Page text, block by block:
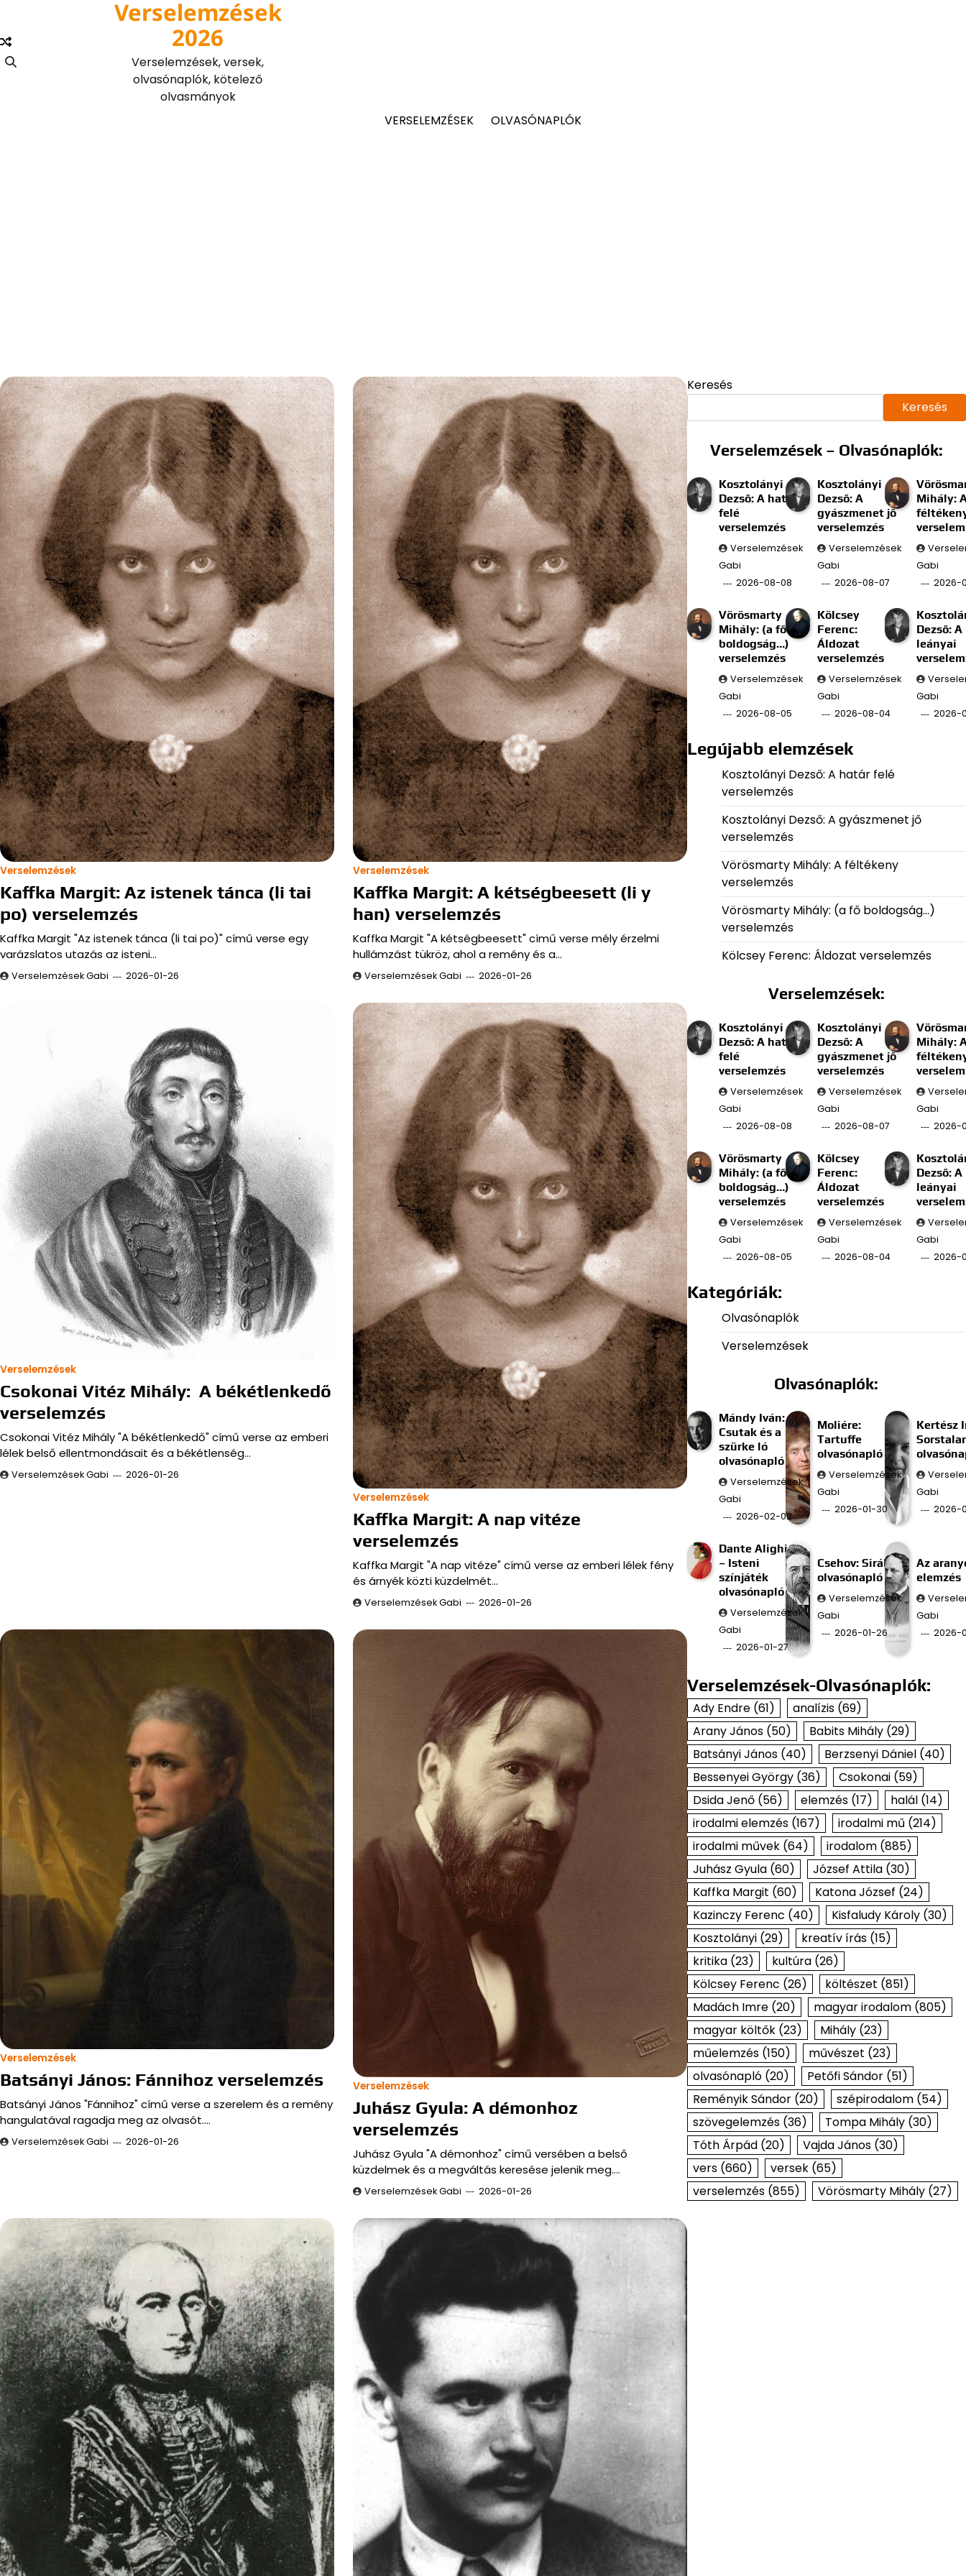
content
Verselemzések
2026
Verselemzések, versek,
olvasónaplók, kötelező
olvasmányok
VERSELEMZÉSEK
OLVASÓNAPLÓK
Verselemzések
Kaffka Margit: Az istenek tánca (li tai
po) verselemzés
Kaffka Margit "Az istenek tánca (li tai po)" című verse egy
varázslatos utazás az isteni…
Verselemzések Gabi 2026-01-26
Verselemzések
Kaffka Margit: A kétségbeesett (li y
han) verselemzés
Kaffka Margit "A kétségbeesett" című verse mély érzelmi
hullámzást tükröz, ahol a remény és a…
Verselemzések Gabi 2026-01-26
Verselemzések
Csokonai Vitéz Mihály: A békétlenkedő
verselemzés
Csokonai Vitéz Mihály "A békétlenkedő" című verse az emberi
lélek belső ellentmondásait és a békétlenség…
Verselemzések Gabi 2026-01-26
Verselemzések
Kaffka Margit: A nap vitéze
verselemzés
Kaffka Margit "A nap vitéze" című verse az emberi lélek fény
és árnyék közti küzdelmét…
Verselemzések Gabi 2026-01-26
Verselemzések
Batsányi János: Fánnihoz verselemzés
Batsányi János "Fánnihoz" című verse a szerelem és a remény
hangulatával ragadja meg az olvasót.…
Verselemzések Gabi 2026-01-26
Verselemzések
Juhász Gyula: A démonhoz
verselemzés
Juhász Gyula "A démonhoz" című versében a belső
küzdelmek és a megváltás keresése jelenik meg.…
Verselemzések Gabi 2026-01-26
Keresés
Keresés
Verselemzések – Olvasónaplók:
Kosztolányi
Dezső: A határ
felé
verselemzés
Verselemzések
Gabi
2026-08-08
Kosztolányi
Dezső: A
gyászmenet jő
verselemzés
Verselemzések
Gabi
2026-08-07
Mihály:
Gabi
2026-
Vörösmarty
Mihály: (a fő
boldogság…)
verselemzés
Verselemzések
Gabi
2026-08-05
Kölcsey
Ferenc:
Áldozat
verselemzés
Verselemzések
Gabi
2026-08-04
Dezső:
leányai
Gabi
2026-
Legújabb elemzések
Kosztolányi Dezső: A határ felé
verselemzés
Kosztolányi Dezső: A gyászmenet jő
verselemzés
Vörösmarty Mihály: A féltékeny
verselemzés
Vörösmarty Mihály: (a fő boldogság…)
verselemzés
Kölcsey Ferenc: Áldozat verselemzés
Verselemzések:
Kosztolányi
Dezső: A határ
felé
verselemzés
Verselemzések
Gabi
2026-08-08
Kosztolányi
Dezső: A
gyászmenet jő
verselemzés
Verselemzések
Gabi
2026-08-07
Mihály:
Gabi
2026-
Vörösmarty
Mihály: (a fő
boldogság…)
verselemzés
Verselemzések
Gabi
2026-08-05
Kölcsey
Ferenc:
Áldozat
verselemzés
Verselemzések
Gabi
2026-08-04
Dezső:
leányai
Gabi
2026-
Kategóriák:
Olvasónaplók
Verselemzések
Olvasónaplók:
Mándy Iván:
Csutak és a
szürke ló
olvasónapló
Verselemzések
Gabi
2026-02-02
Moliére:
Tartuffe
olvasónapló
Verselemzések
Gabi
2026-01-30
Kertész
Gabi
2026-
Dante Alighieri
– Isteni
színjáték
olvasónapló
Verselemzések
Gabi
2026-01-27
Csehov: Sirály
olvasónapló
Verselemzések
Gabi
2026-01-26
Az
elemzés
Gabi
2026-
Verselemzések-Olvasónaplók:
Ady Endre(61) analízis(69)
Arany János(50) Babits Mihály(29)
Batsányi János(40) Berzsenyi Dániel(40)
Bessenyei György(36) Csokonai(59)
Dsida Jenő(56) elemzés(17) halál(14)
irodalmi elemzés(167) irodalmi mű (214)
irodalmi művek(64) irodalom(885)
Juhász Gyula(60) József Attila(30)
Kaffka Margit (60) Katona József (24)
Kazinczy Ferenc (40) Kisfaludy Károly(30)
Kosztolányi(29) kreatív írás(15)
kritika(23) kultúra(26)
Kölcsey Ferenc (26) költészet (851)
Madách Imre(20) magyar irodalom(805)
magyar költők(23) Mihály(23)
műelemzés(150) művészet (23)
olvasónapló(20) Petőfi Sándor(51)
Reményik Sándor(20) szépirodalom(54)
szövegelemzés(36) Tompa Mihály(30)
Tóth Árpád(20) Vajda János(30)
vers(660) versek(65)
verselemzés(855) Vörösmarty Mihály(27)